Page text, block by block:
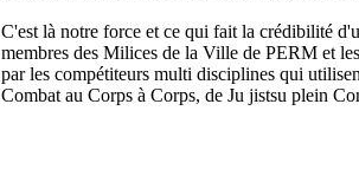
C'est là notre force et ce qui fait la crédibilité
membres des Milices de la Ville de PERM et
par les compétiteurs multi disciplines qui
Combat au Corps à Corps, de Ju jistsu plein